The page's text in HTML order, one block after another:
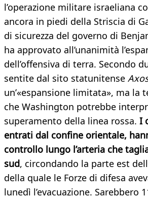
l’operazione militare israeliana
ancora in piedi della Striscia di
di sicurezza del governo di
ha approvato all’unanimità
dell’offensiva di terra. Secondo
sentite dal sito statunitense
un’«espansione limitata», ma la
che Washington potrebbe
superamento della linea rossa. I
entrati dal confine orientale,
controllo lungo l’arteria che
sud, circondando la parte est
della quale le Forze di difesa
lunedì l’evacuazione. Sarebbero